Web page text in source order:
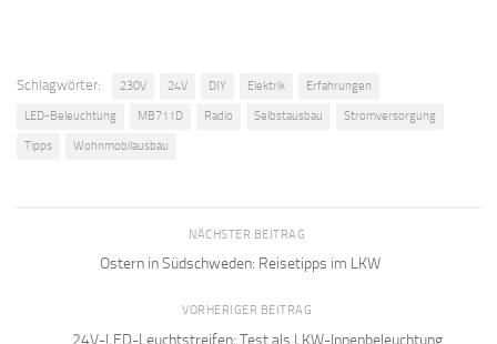
Schlagwörter: 230V 24V DIY Elektrik Erfahrungen
LED-Beleuchtung MB711D Radio Selbstausbau Stromversorgung
Tipps Wohnmobilausbau
NÄCHSTER BEITRAG
Ostern in Südschweden: Reisetipps im LKW
VORHERIGER BEITRAG
24V-LED-Leuchtstreifen: Test als LKW-Innenbeleuchtung